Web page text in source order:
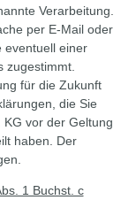
Verarbeitung.
per E-Mail oder
eventuell einer
zugestimmt.
für die Zukunft
die Sie
vor der Geltung
haben. Der
1 Buchst. c